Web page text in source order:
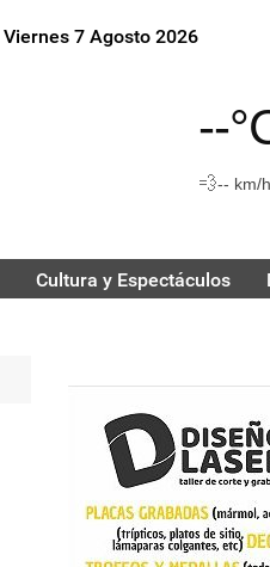
Viernes 7 Agosto 2026
--
💨-- km/h
Cultura y Espectáculos